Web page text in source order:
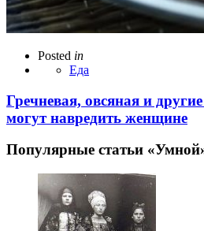
Posted in
Еда
Гречневая, овсяная и
могут навредить женщине
Популярные статьи